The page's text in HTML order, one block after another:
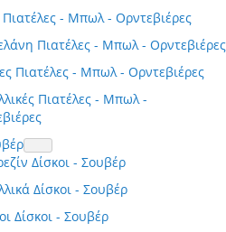
Πιατέλες - Μπωλ - Ορντεβιέρες
Πιατέλες - Μπωλ - Ορντεβιέρες
Πιατέλες - Μπωλ - Ορντεβιέρες
Πιατέλες - Μπωλ -
Δίσκοι - Σουβέρ
Δίσκοι - Σουβέρ
Δίσκοι - Σουβέρ